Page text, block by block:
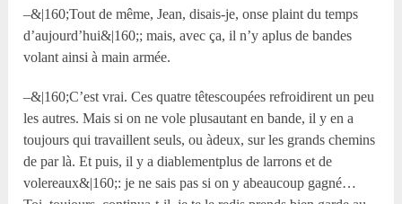
–&|160;Tout de même, Jean, disais-je, onse plaint du temps
d’aujourd’hui&|160;; mais, avec ça, il n’y aplus de bandes
volant ainsi à main armée.
–&|160;C’est vrai. Ces quatre têtescoupées refroidirent un peu
les autres. Mais si on ne vole plusautant en bande, il y en a
toujours qui travaillent seuls, ou àdeux, sur les grands chemins
de par là. Et puis, il y a diablementplus de larrons et de
volereaux&|160;: je ne sais pas si on y abeaucoup gagné…